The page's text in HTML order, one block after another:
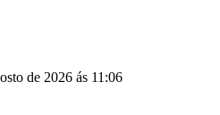
de 2026 ás 11:06